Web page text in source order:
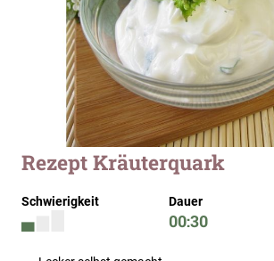
Zum
Anfang
Bildergalerie
springen
Rezept Kräuterquark
Schwierigkeit Dauer
00:30